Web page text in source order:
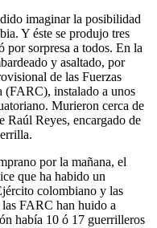
imaginar la posibilidad
Y éste se produjo tres
por sorpresa a todos. En la
y asaltado, por
de las Fuerzas
(FARC), instalado a unos
Murieron cerca de
Raúl Reyes, encargado de
por la mañana, el
que ha habido un
colombiano y las
FARC han huido a
había 10 ó 17 guerrilleros